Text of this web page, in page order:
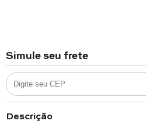
Simule seu frete
Descrição